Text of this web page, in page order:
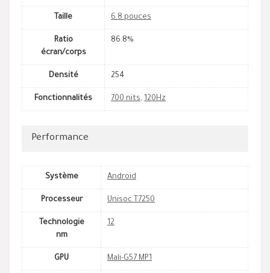
Taille 6.8 pouces
Ratio
écran/corps
86.8%
Densité 254
Fonctionnalités 700 nits, 120Hz
Performance
Système Android
Processeur Unisoc T7250
Technologie
nm
12
GPU Mali-G57 MP1